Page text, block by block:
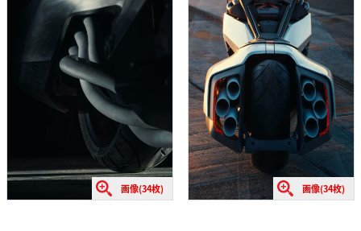
画像(34枚) 画像(34枚)